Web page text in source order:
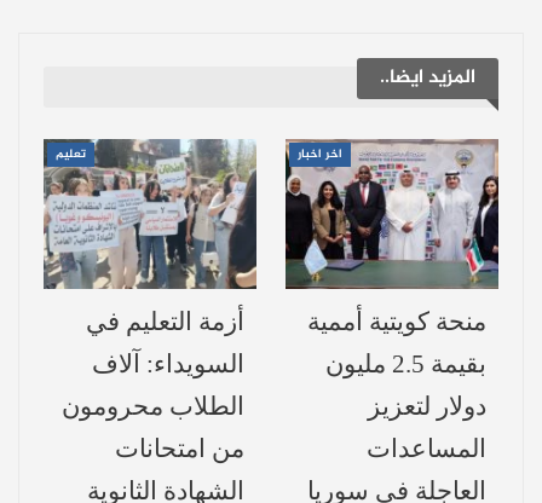
سوريا.
تفاصيل المشروع
يتضمن المشروع إنشاء:
منطقة حرة صناعية وتجاريةبمساحة تقدر
ميناء جافيوفر خدمات التصدير والاستيراد
دون الحاجة إلى الوصول للمرافئ البحرية،
مما يختصر التكاليف والوقت، ويعزز من
تنافسية المنتج المحلي.
المزيد ايضا..
اخر اخبار
منحة كويتية أممية
بقيمة 2.5 مليون
دولار لتعزيز
المساعدات
العاجلة في سوريا
تعليم
أزمة التعليم في
السويداء: آلاف
الطلاب محرومون
من امتحانات
الشهادة الثانوية